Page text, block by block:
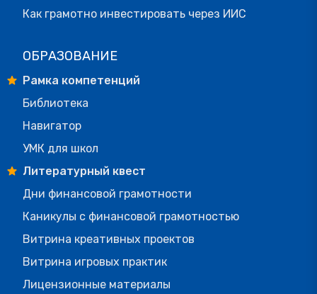
Как грамотно инвестировать через ИИС
ОБРАЗОВАНИЕ
Рамка компетенций
Библиотека
Навигатор
УМК для школ
Литературный квест
Дни финансовой грамотности
Каникулы с финансовой грамотностью
Витрина креативных проектов
Витрина игровых практик
Лицензионные материалы